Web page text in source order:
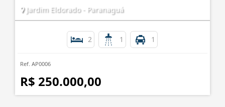
Jardim Eldorado - Paranaguá
2 1 1
Ref. AP0006
R$ 250.000,00